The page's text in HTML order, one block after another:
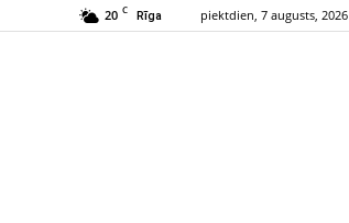
20 C Rīga piektdien, 7 augusts, 2026